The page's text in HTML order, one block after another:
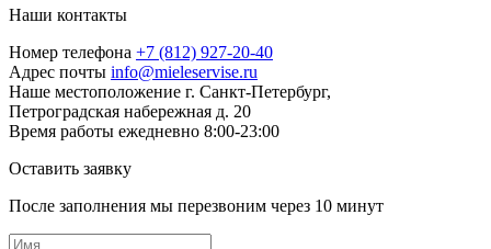
Наши контакты
Номер телефона +7 (812) 927-20-40
Адрес почты info@mieleservise.ru
Наше местоположение г. Санкт-Петербург,
Петроградская набережная д. 20
Время работы eжедневно 8:00-23:00
Оставить заявку
После заполнения мы перезвоним через 10 минут